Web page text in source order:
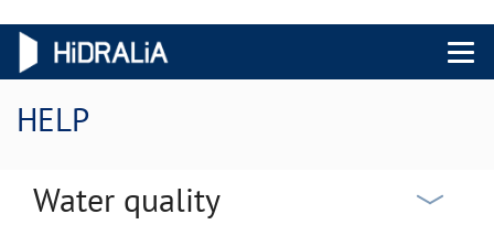
Menu
HELP
Water quality